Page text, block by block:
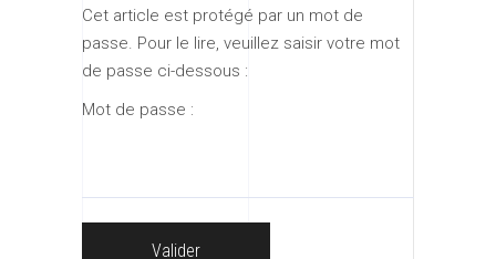
Cet article est protégé par un mot de
passe. Pour le lire, veuillez saisir votre mot
de passe ci-dessous :
Mot de passe :